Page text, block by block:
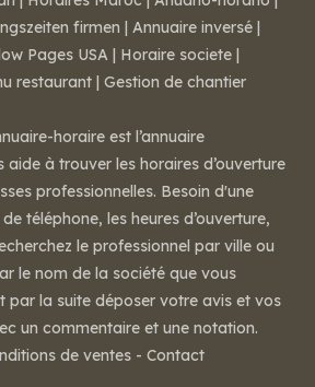
firmen | Annuaire inversé |
Pages USA | Horaire societe |
restaurant | Gestion de chantier
horaire est l’annuaire
aide à trouver les horaires d’ouverture
professionnelles. Besoin d'une
téléphone, les heures d’ouverture,
le professionnel par ville ou
le nom de la société que vous
par la suite déposer votre avis et vos
un commentaire et une notation.
de ventes - Contact